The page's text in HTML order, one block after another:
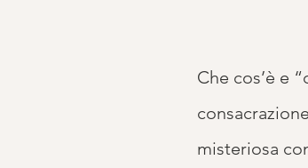
Che cos’è e
misteriosa